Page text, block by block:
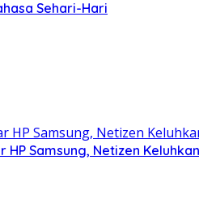
Sehari-Hari
Samsung, Netizen